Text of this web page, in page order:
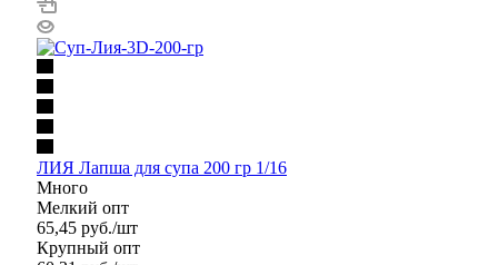
ЛИЯ Лапша для супа 200 гр 1/16
Много
Мелкий опт
65,45 руб./шт
Крупный опт